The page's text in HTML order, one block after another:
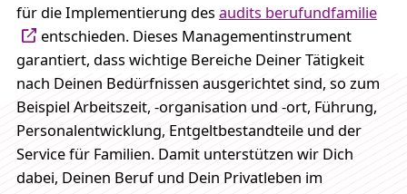
für die Implementierung des audits berufundfamilie
entschieden. Dieses Managementinstrument
garantiert, dass wichtige Bereiche Deiner Tätigkeit
nach Deinen Bedürfnissen ausgerichtet sind, so zum
Beispiel Arbeitszeit, -organisation und -ort, Führung,
Personalentwicklung, Entgeltbestandteile und der
Service für Familien. Damit unterstützen wir Dich
dabei, Deinen Beruf und Dein Privatleben im